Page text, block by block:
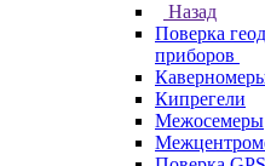
Назад
Поверка
приборов
Кипрегели
Межосемеры